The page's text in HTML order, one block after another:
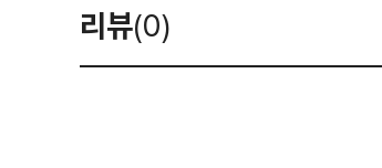
리뷰(0)